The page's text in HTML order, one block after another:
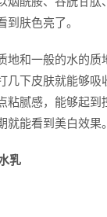
到肤色亮了。
地和一般的水的质
几下皮肤就能够
粘腻感，能够起到
就能看到美白效果。
乳